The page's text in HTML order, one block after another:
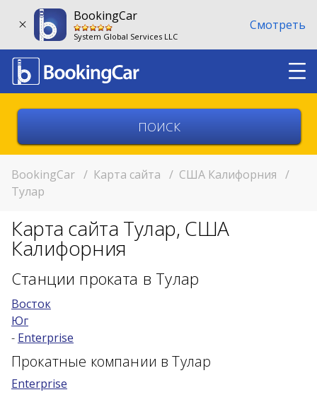
BookingCar
System Global Services LLC
Смотреть
Выберите город
Возврат в другом месте?
Возраст 25-70 лет?
Купон/промо
BookingCar / Карта сайта / США Калифорния /
Тулар
Карта сайта Тулар, США
Калифорния
Станции проката в Тулар
Восток
Юг
- Enterprise
Прокатные компании в Тулар
Enterprise